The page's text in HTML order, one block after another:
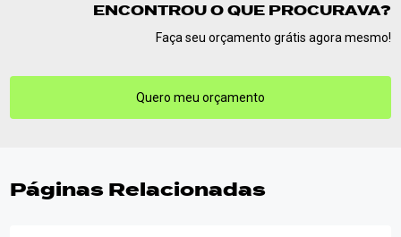
ENCONTROU O QUE PROCURAVA?
Faça seu orçamento grátis agora mesmo!
Quero meu orçamento
Páginas Relacionadas